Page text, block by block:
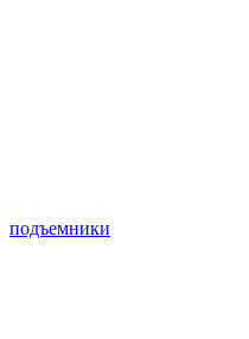
подъемники